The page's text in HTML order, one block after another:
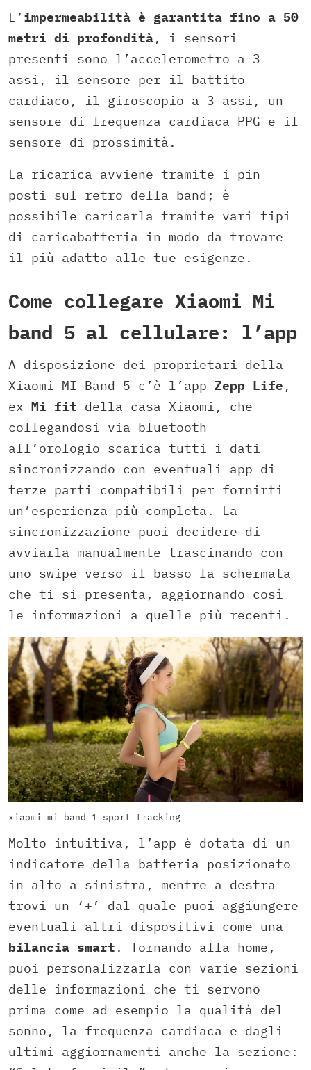
L’ impermeabilità è garantita fino a 50
metri di profondità, i sensori
presenti sono l’accelerometro a 3
assi, il sensore per il battito
cardiaco, il giroscopio a 3 assi, un
sensore di frequenza cardiaca PPG e il
sensore di prossimità.
La ricarica avviene tramite i pin
posti sul retro della band; è
possibile caricarla tramite vari tipi
di caricabatteria in modo da trovare
il più adatto alle tue esigenze.
Come collegare Xiaomi Mi
band 5 al cellulare: l’app
A disposizione dei proprietari della
Xiaomi MI Band 5 c’è l’app Zepp Life ,
ex Mi fit della casa Xiaomi, che
collegandosi via bluetooth
all’orologio scarica tutti i dati
sincronizzando con eventuali app di
terze parti compatibili per fornirti
un’esperienza più completa. La
sincronizzazione puoi decidere di
avviarla manualmente trascinando con
uno swipe verso il basso la schermata
che ti si presenta, aggiornando così
le informazioni a quelle più recenti.
xiaomi mi band 1 sport tracking
Molto intuitiva, l’app è dotata di un
indicatore della batteria posizionato
in alto a sinistra, mentre a destra
trovi un ‘+’ dal quale puoi aggiungere
eventuali altri dispositivi come una
bilancia smart . Tornando alla home,
puoi personalizzarla con varie sezioni
delle informazioni che ti servono
prima come ad esempio la qualità del
sonno, la frequenza cardiaca e dagli
ultimi aggiornamenti anche la sezione: